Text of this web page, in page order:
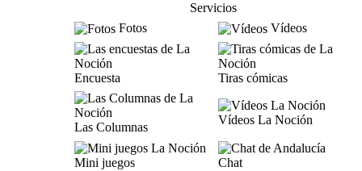
Servicios
Fotos
Vídeos
Encuesta Tiras cómicas
Las Columnas
Vídeos La Noción
Mini juegos
Chat